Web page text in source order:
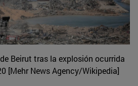
Beirut tras la explosión ocurrida
[Mehr News Agency/Wikipedia]